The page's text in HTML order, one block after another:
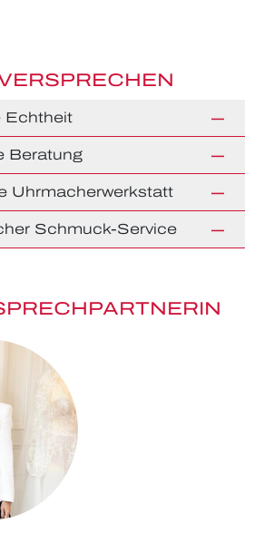
Echtheit
Beratung
Uhrmacherwerkstatt
Schmuck-Service